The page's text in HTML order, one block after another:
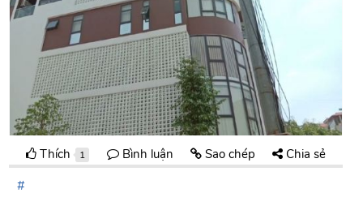
Thích 1 Bình luận Sao chép Chia sẻ